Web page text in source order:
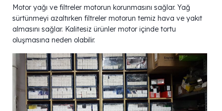
Motor yağı ve filtreler motorun korunmasını sağlar. Yağ
sürtünmeyi azaltırken filtreler motorun temiz hava ve yakıt
almasını sağlar. Kalitesiz ürünler motor içinde tortu
oluşmasına neden olabilir.